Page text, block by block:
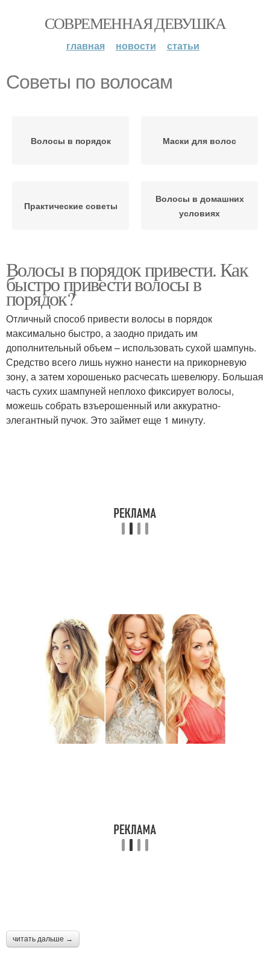
СОВРЕМЕННАЯ ДЕВУШКА
главная новости статьи
Советы по волосам
Волосы в порядок Маски для волос
Практические советы
Волосы в домашних
условиях
Волосы в порядок привести. Как
быстро привести волосы в
порядок?
Отличный способ привести волосы в порядок
максимально быстро, а заодно придать им
дополнительный объем – использовать сухой шампунь.
Средство всего лишь нужно нанести на прикорневую
зону, а затем хорошенько расчесать шевелюру. Большая
часть сухих шампуней неплохо фиксирует волосы,
можешь собрать взъерошенный или аккуратно-
элегантный пучок. Это займет еще 1 минуту.
читать дальше →